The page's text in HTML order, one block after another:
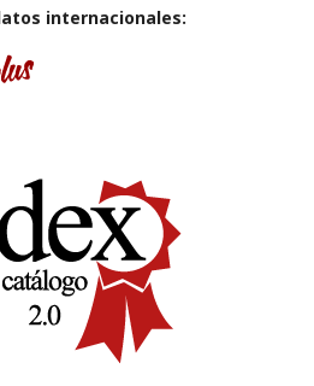
internacionales: